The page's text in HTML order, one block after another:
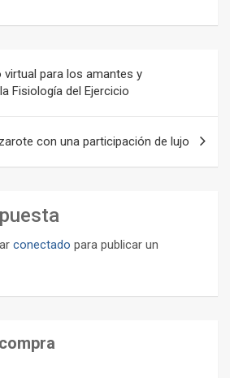
virtual para los amantes y
Fisiología del Ejercicio
con una participación de lujo
conectado para publicar un